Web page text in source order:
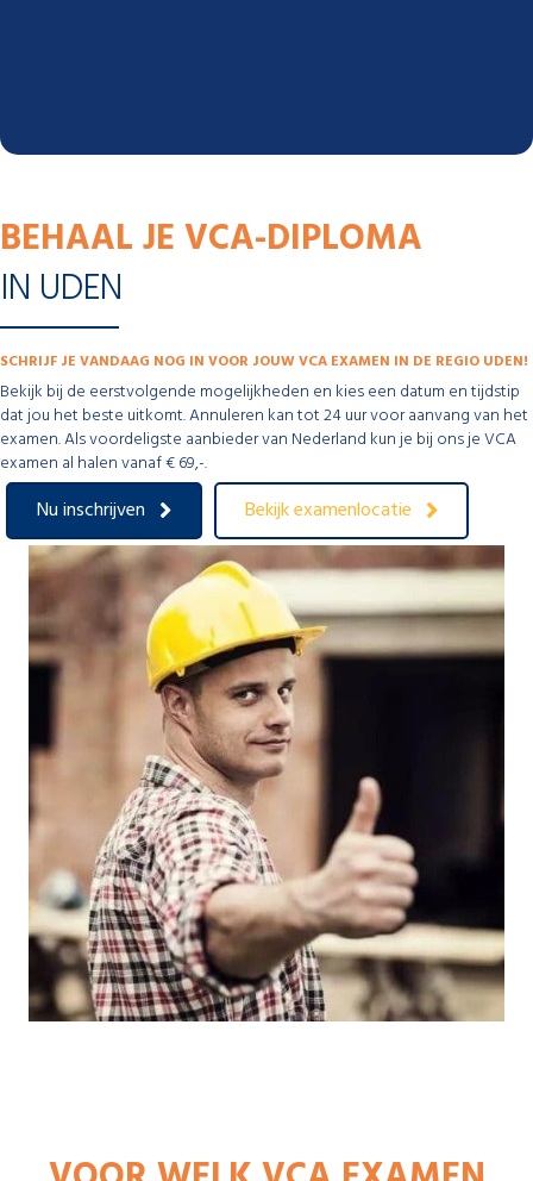
BEHAAL JE VCA-DIPLOMA
IN UDEN
SCHRIJF JE VANDAAG NOG IN VOOR JOUW VCA EXAMEN IN DE REGIO UDEN!
Bekijk bij de eerstvolgende mogelijkheden en kies een datum en tijdstip
dat jou het beste uitkomt. Annuleren kan tot 24 uur voor aanvang van het
examen. Als voordeligste aanbieder van Nederland kun je bij ons je VCA
examen al halen vanaf € 69,-.
Nu inschrijven Bekijk examenlocatie